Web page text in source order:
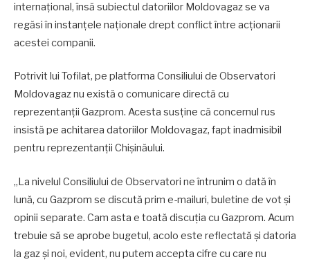
internațional, însă subiectul datoriilor Moldovagaz se va
regăsi în instanțele naționale drept conflict între acționarii
acestei companii.
Potrivit lui Tofilat, pe platforma Consiliului de Observatori
Moldovagaz nu există o comunicare directă cu
reprezentanții Gazprom. Acesta susține că concernul rus
insistă pe achitarea datoriilor Moldovagaz, fapt inadmisibil
pentru reprezentanții Chișinăului.
„La nivelul Consiliului de Observatori ne întrunim o dată în
lună, cu Gazprom se discută prim e-mailuri, buletine de vot și
opinii separate. Cam asta e toată discuția cu Gazprom. Acum
trebuie să se aprobe bugetul, acolo este reflectată și datoria
la gaz și noi, evident, nu putem accepta cifre cu care nu